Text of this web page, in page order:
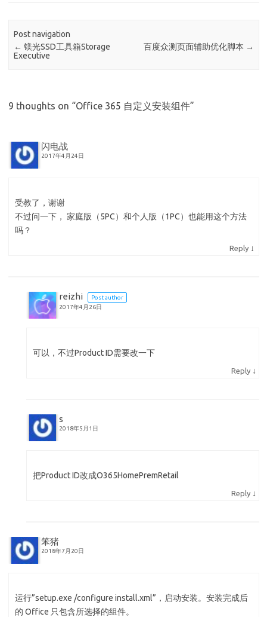
Post navigation
← 镁光SSD工具箱Storage
Executive
百度众测页面辅助优化脚本 →
9 thoughts on “Office 365 自定义安装组件”
闪电战
2017年4月24日
受教了，谢谢
不过问一下， 家庭版（5PC）和个人版（1PC）也能用这个方法
吗？
Reply ↓
reizhi
Post author
2017年4月26日
可以，不过Product ID需要改一下
Reply ↓
s
2018年5月1日
把Product ID改成O365HomePremRetail
Reply ↓
笨猪
2018年7月20日
运行”setup.exe /configure install.xml”，启动安装。安装完成后
的 Office 只包含所选择的组件。